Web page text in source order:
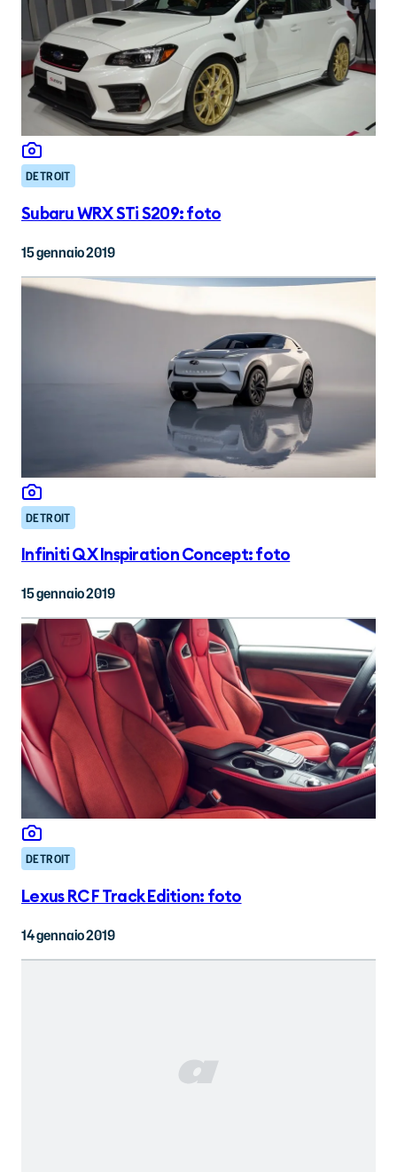
DETROIT
Subaru WRX STi S209: foto
15 gennaio 2019
DETROIT
Infiniti QX Inspiration Concept: foto
15 gennaio 2019
DETROIT
Lexus RC F Track Edition: foto
14 gennaio 2019